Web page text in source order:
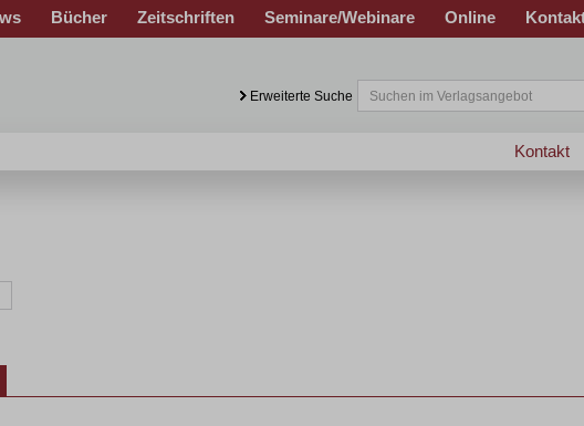
Bücher Zeitschriften Seminare/Webinare Online
Erweiterte Suche
Kontakt